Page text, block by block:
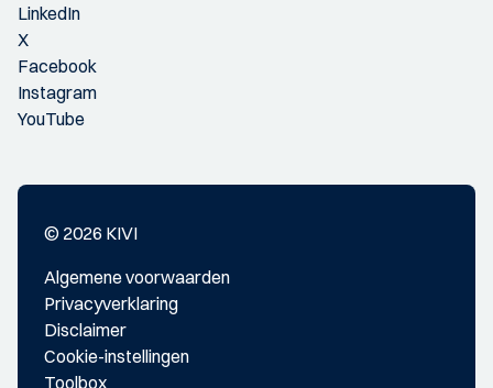
LinkedIn
X
Facebook
Instagram
YouTube
© 2026 KIVI
Algemene voorwaarden
Privacyverklaring
Disclaimer
Cookie-instellingen
Toolbox